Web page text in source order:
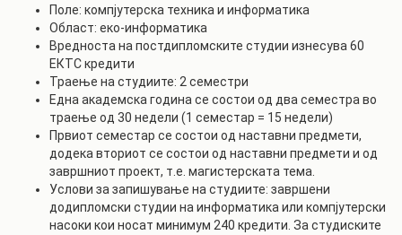
Поле: компјутерска техника и информатика
Област: еко-информатика
Вредноста на постдипломските студии изнесува 60
ЕКТС кредити
Траење на студиите: 2 семестри
Една академска година се состои од два семестра во
траење од 30 недели (1 семестар = 15 недели)
Првиот семестар се состои од наставни предмети,
додека вториот се состои од наставни предмети и од
завршниот проект, т.е. магистерската тема.
Услови за запишување на студиите: завршени
додипломски студии на информатика или компјутерски
насоки кои носат минимум 240 кредити. За студиските